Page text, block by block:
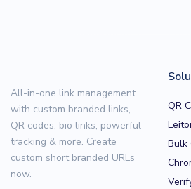
All-in-one link management
with custom branded links,
QR codes, bio links, powerful
tracking & more. Create
custom short branded URLs
now.
QR
Bulk